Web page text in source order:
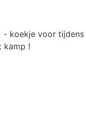
koekje voor
kamp !